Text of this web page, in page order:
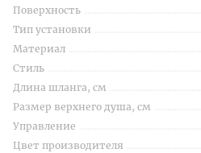
Поверхность
Тип установки
Материал
Стиль
Длина шланга, см
Размер верхнего душа, см
Управление
Цвет производителя